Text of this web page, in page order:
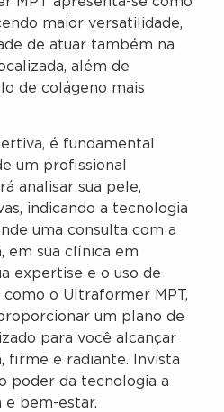
maior versatilidade,
de atuar também na
além de
de colágeno mais
é fundamental
um profissional
analisar sua pele,
indicando a tecnologia
uma consulta com a
em sua clínica em
expertise e o uso de
o Ultraformer MPT,
um plano de
para você alcançar
firme e radiante. Invista
poder da tecnologia a
e bem-estar.